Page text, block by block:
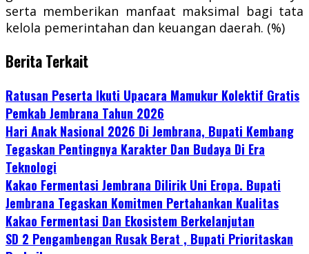
serta memberikan manfaat maksimal bagi tata
kelola pemerintahan dan keuangan daerah. (%)
Berita Terkait
Ratusan Peserta Ikuti Upacara Mamukur Kolektif Gratis
Pemkab Jembrana Tahun 2026
Hari Anak Nasional 2026 Di Jembrana, Bupati Kembang
Tegaskan Pentingnya Karakter Dan Budaya Di Era
Teknologi
Kakao Fermentasi Jembrana Dilirik Uni Eropa. Bupati
Jembrana Tegaskan Komitmen Pertahankan Kualitas
Kakao Fermentasi Dan Ekosistem Berkelanjutan
SD 2 Pengambengan Rusak Berat , Bupati Prioritaskan